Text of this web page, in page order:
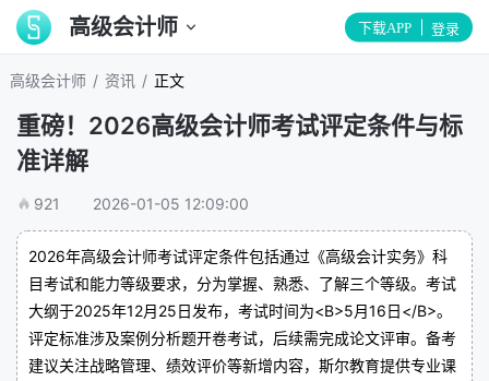
高级会计师 下载APP 登录
高级会计师 / 资讯 / 正文
重磅！2026高级会计师考试评定条件与标
准详解
921 2026-01-05 12:09:00
2026年高级会计师考试评定条件包括通过《高级会计实务》科
目考试和能力等级要求，分为掌握、熟悉、了解三个等级。考试
大纲于2025年12月25日发布，考试时间为<B>5月16日</B>。
评定标准涉及案例分析题开卷考试，后续需完成论文评审。备考
建议关注战略管理、绩效评价等新增内容，斯尔教育提供专业课